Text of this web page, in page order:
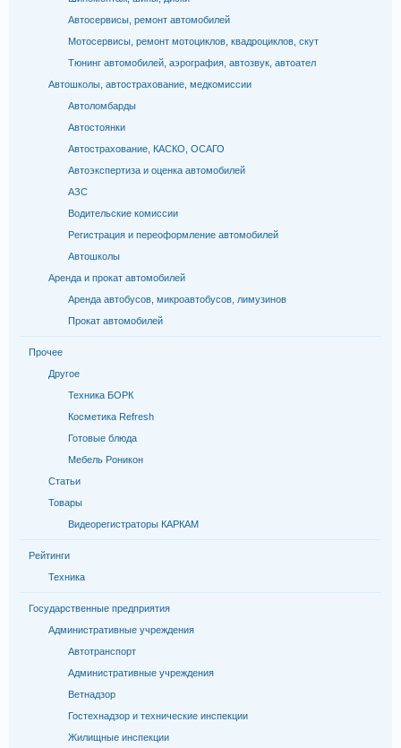
Автосервисы, ремонт автомобилей
Мотосервисы, ремонт мотоциклов, квадроциклов, скут
Тюнинг автомобилей, аэрография, автозвук, автоател
Автошколы, автострахование, медкомиссии
Автоломбарды
Автостоянки
Автострахование, КАСКО, ОСАГО
Автоэкспертиза и оценка автомобилей
АЗС
Водительские комиссии
Регистрация и переоформление автомобилей
Автошколы
Аренда и прокат автомобилей
Аренда автобусов, микроавтобусов, лимузинов
Прокат автомобилей
Прочее
Другое
Техника БОРК
Косметика Refresh
Готовые блюда
Мебель Роникон
Статьи
Товары
Видеорегистраторы КАРКАМ
Рейтинги
Техника
Государственные предприятия
Административные учреждения
Автотранспорт
Административные учреждения
Ветнадзор
Гостехнадзор и технические инспекции
Жилищные инспекции